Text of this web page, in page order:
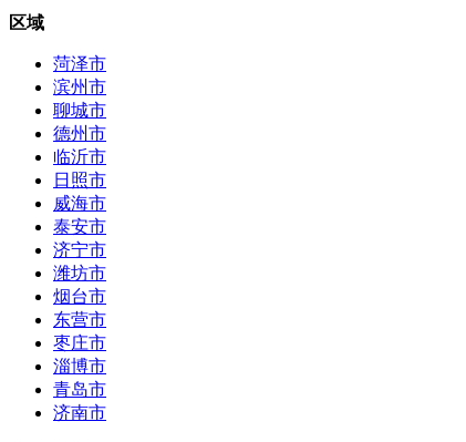
区域
菏泽市
滨州市
聊城市
德州市
临沂市
日照市
威海市
泰安市
济宁市
潍坊市
烟台市
东营市
枣庄市
淄博市
青岛市
济南市